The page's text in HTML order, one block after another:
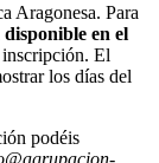
Aragonesa. Para
disponible en el
inscripción. El
los días del
podéis
@agrupacion-